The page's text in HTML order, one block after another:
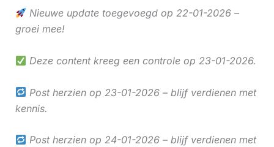
Nieuwe update toegevoegd op 22-01-2026 –
groei mee!
Deze content kreeg een controle op 23-01-2026.
Post herzien op 23-01-2026 – blijf verdienen met
kennis.
Post herzien op 24-01-2026 – blijf verdienen met